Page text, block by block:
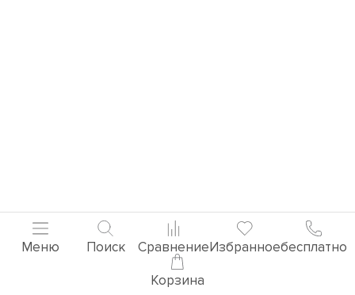
Меню Поиск СравнениеИзбранноебесплатно
Корзина